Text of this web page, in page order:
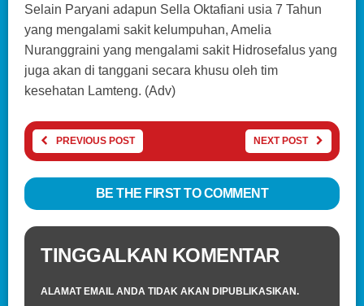
Selain Paryani adapun Sella Oktafiani usia 7 Tahun
yang mengalami sakit kelumpuhan, Amelia
Nuranggraini yang mengalami sakit Hidrosefalus yang
juga akan di tanggani secara khusu oleh tim
kesehatan Lamteng. (Adv)
PREVIOUS POST NEXT POST
BE THE FIRST TO COMMENT
TINGGALKAN KOMENTAR
ALAMAT EMAIL ANDA TIDAK AKAN DIPUBLIKASIKAN.